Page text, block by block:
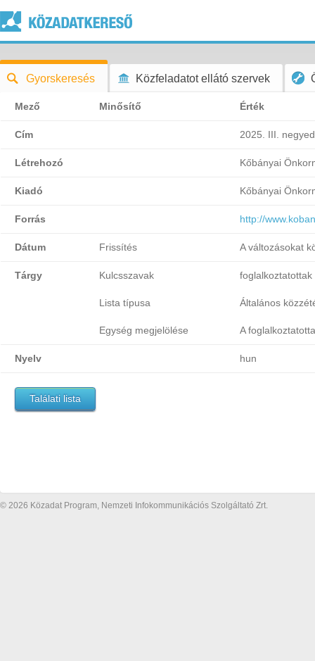
Gyorskeresés Közfeladatot ellátó szervek
Mező Minősítő Érték
Cím 2025. III.
Létrehozó Kőbányai
Kiadó Kőbányai
Forrás http://
Dátum Frissítés A változásokat
Tárgy Kulcsszavak foglalkoztatottak
Lista típusa Általános
Egység megjelölése A
Nyelv hun
Találati lista
© 2026 Közadat Program, Nemzeti Infokommunikációs Szolgáltató Zrt.